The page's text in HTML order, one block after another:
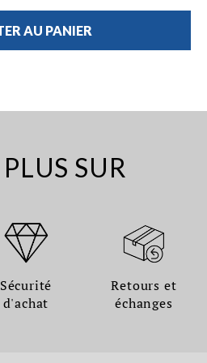
AU PANIER
SUR
Sécurité
d'achat
Retours et
échanges